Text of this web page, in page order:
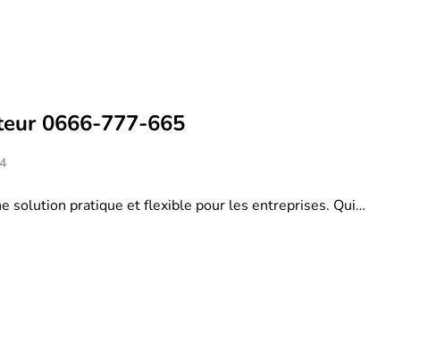
0666-777-665
solution pratique et flexible pour les entreprises. Qui…